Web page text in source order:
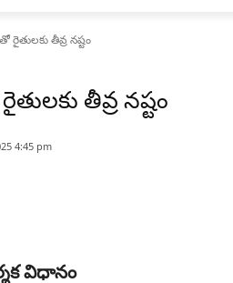
తీవ్ర నష్టం
తీవ్ర నష్టం
4:45 pm
విధానం